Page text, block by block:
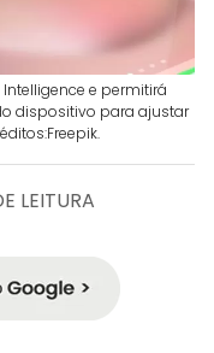
e permitirá
dispositivo para ajustar
LEITURA